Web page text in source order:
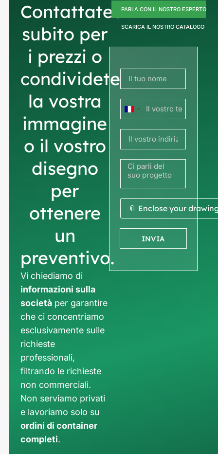
Contattateci
subito per
i prezzi o
condividete
la vostra
immagine
o il vostro
disegno
per
ottenere
un
preventivo.
Vi chiediamo di
informazioni sulla
società per garantire
che ci concentriamo
esclusivamente sulle
richieste
professionali,
filtrando le richieste
non commerciali.
Non serviamo privati
e lavoriamo solo su
ordini di container
completi.
PARLA CON IL NOSTRO ESPERTO
SCARICA IL NOSTRO CATALOGO
Francia
+33
📎 Enclose your
INVIA